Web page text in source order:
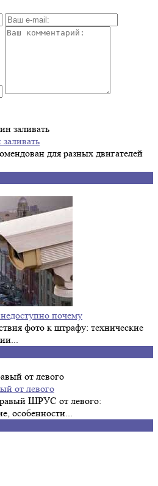
для разных двигателей
почему
фото к штрафу: технические
от левого
ШРУС от левого:
особенности...